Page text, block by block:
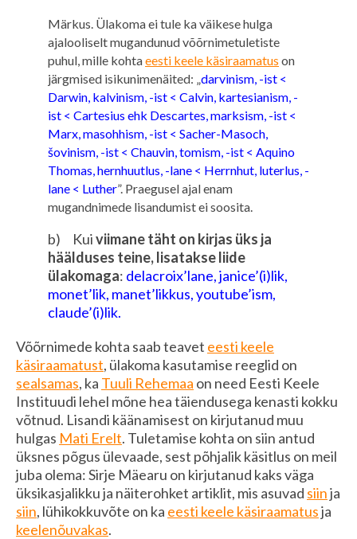
Märkus. Ülakoma ei tule ka väikese hulga
ajalooliselt mugandunud võõrnimetuletiste
puhul, mille kohtaeesti keele käsiraamatus on
järgmised isikunimenäited: „darvinism, -ist <
Darwin, kalvinism, -ist < Calvin, kartesianism, -
ist < Cartesius ehk Descartes, marksism, -ist <
Marx, masohhism, -ist < Sacher-Masoch,
šovinism, -ist < Chauvin, tomism, -ist < Aquino
Thomas, hernhuutlus, -lane < Herrnhut, luterlus, -
lane < Luther”. Praegusel ajal enam
mugandnimede lisandumist ei soosita.
b) Kuiviimane täht on kirjas üks ja
häälduses teine, lisatakse liide
ülakomaga: delacroix’lane, janice’(i)lik,
monet’lik, manet’likkus, youtube’ism,
claude’(i)lik.
Võõrnimede kohta saab teavet eesti keele
käsiraamatust, ülakoma kasutamise reeglid on
sealsamas, ka Tuuli Rehemaa on need Eesti Keele
Instituudi lehel mõne hea täiendusega kenasti kokku
võtnud. Lisandi käänamisest on kirjutanud muu
hulgas Mati Erelt. Tuletamise kohta on siin antud
üksnes põgus ülevaade, sest põhjalik käsitlus on meil
juba olema: Sirje Mäearu on kirjutanud kaks väga
üksikasjalikku ja näiterohket artiklit, mis asuvad siinja
siin, lühikokkuvõte on ka eesti keele käsiraamatusja
keelenõuvakas.